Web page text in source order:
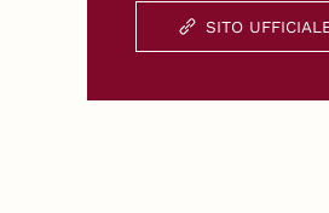
SITO